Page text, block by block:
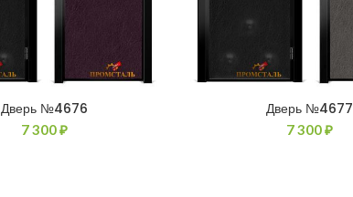
Дверь №4676
7 300₽
Дверь №4677
7 300₽